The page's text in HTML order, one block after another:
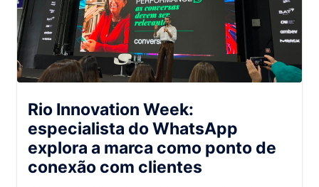
Rio Innovation Week:
especialista do WhatsApp
explora a marca como ponto de
conexão com clientes